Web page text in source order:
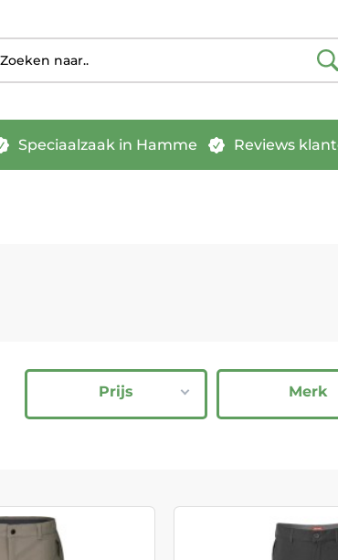
Speciaalzaak in Hamme Reviews
Prijs Merk